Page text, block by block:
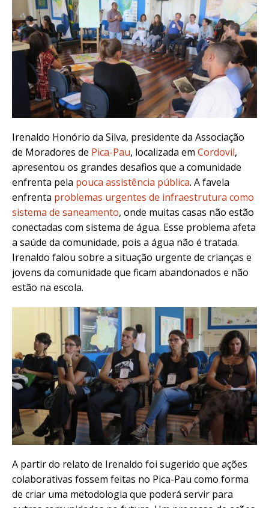
Irenaldo Honório da Silva, presidente da Associação
de Moradores de Pica-Pau, localizada em Cordovil,
apresentou os grandes desafios que a comunidade
enfrenta pela pouca assistência pública. A favela
enfrenta problemas urgentes de infraestrutura como
sistema de saneamento, onde muitas casas não estão
conectadas com sistema de água. Esse problema afeta
a saúde da comunidade, pois a água não é tratada.
Irenaldo falou sobre a situação urgente de crianças e
jovens da comunidade que ficam abandonados e não
estão na escola.
A partir do relato de Irenaldo foi sugerido que ações
colaborativas fossem feitas no Pica-Pau como forma
de criar uma metodologia que poderá servir para